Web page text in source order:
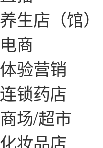
养生店（馆）
电商
体验营销
连锁药店
商场/超市
化妆品店